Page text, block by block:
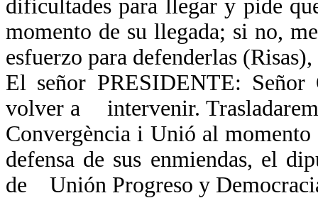
dificultades para llegar y pide
momento de su llegada; si no,
esfuerzo para defenderlas
El señor PRESIDENTE: Señor
volver a intervenir.
Convergència i Unió al
defensa de sus enmiendas, el
de Unión Progreso y